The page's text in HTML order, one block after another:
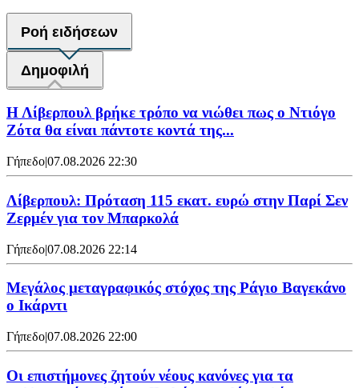
Ροή ειδήσεων
Δημοφιλή
Η Λίβερπουλ βρήκε τρόπο να νιώθει πως ο Ντιόγο
Ζότα θα είναι πάντοτε κοντά της...
Γήπεδο|07.08.2026 22:30
Λίβερπουλ: Πρόταση 115 εκατ. ευρώ στην Παρί Σεν
Ζερμέν για τον Μπαρκολά
Γήπεδο|07.08.2026 22:14
Μεγάλος μεταγραφικός στόχος της Ράγιο Βαγεκάνο
ο Ικάρντι
Γήπεδο|07.08.2026 22:00
Οι επιστήμονες ζητούν νέους κανόνες για τα